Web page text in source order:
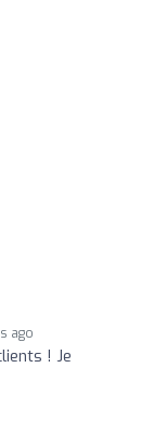
ago
! Je